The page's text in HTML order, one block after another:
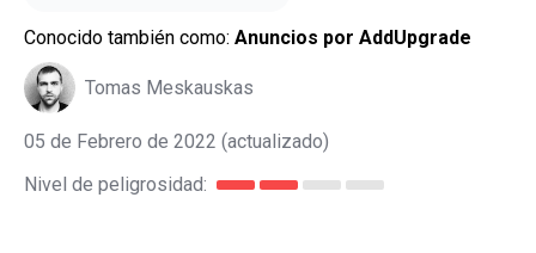
Conocido también como: Anuncios por AddUpgrade
Tomas Meskauskas
05 de Febrero de 2022 (actualizado)
Nivel de peligrosidad: